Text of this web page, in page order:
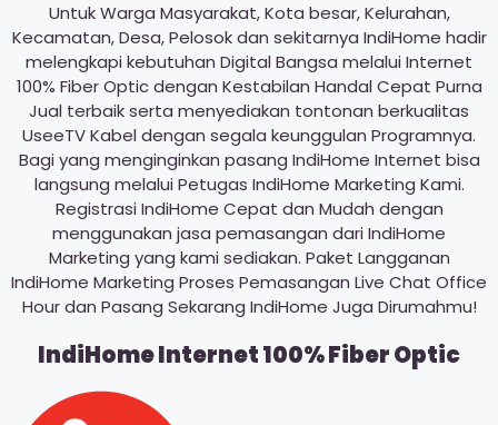
Untuk Warga Masyarakat, Kota besar, Kelurahan,
Kecamatan, Desa, Pelosok dan sekitarnya IndiHome hadir
melengkapi kebutuhan Digital Bangsa melalui Internet
100% Fiber Optic dengan Kestabilan Handal Cepat Purna
Jual terbaik serta menyediakan tontonan berkualitas
UseeTV Kabel dengan segala keunggulan Programnya.
Bagi yang menginginkan pasang IndiHome Internet bisa
langsung melalui Petugas IndiHome Marketing Kami.
Registrasi IndiHome Cepat dan Mudah dengan
menggunakan jasa pemasangan dari IndiHome
Marketing yang kami sediakan. Paket Langganan
IndiHome Marketing Proses Pemasangan Live Chat Office
Hour dan Pasang Sekarang IndiHome Juga Dirumahmu!
IndiHome Internet 100% Fiber Optic